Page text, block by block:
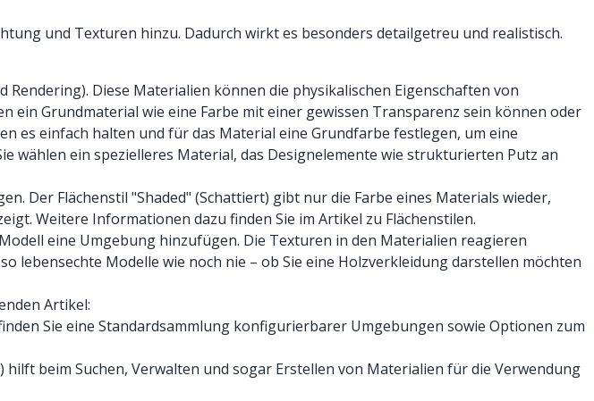
und Texturen hinzu. Dadurch wirkt es besonders detailgetreu und realistisch.
Diese Materialien können die physikalischen Eigenschaften von
ein Grundmaterial wie eine Farbe mit einer gewissen Transparenz sein können oder
es einfach halten und für das Material eine Grundfarbe festlegen, um eine
wählen ein spezielleres Material, das Designelemente wie strukturierten Putz an
Der Flächenstil "Shaded" (Schattiert) gibt nur die Farbe eines Materials wieder,
Weitere Informationen dazu finden Sie im Artikel zu Flächenstilen.
eine Umgebung hinzufügen. Die Texturen in den Materialien reagieren
lebensechte Modelle wie noch nie – ob Sie eine Holzverkleidung darstellen möchten
Artikel:
Sie eine Standardsammlung konfigurierbarer Umgebungen sowie Optionen zum
beim Suchen, Verwalten und sogar Erstellen von Materialien für die Verwendung